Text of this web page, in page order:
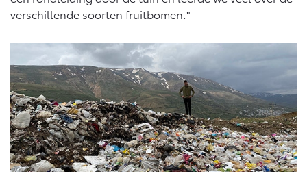
verschillende soorten fruitbomen."